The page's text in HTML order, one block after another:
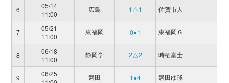
6
05/14
11:00
広島 1△1 佐賀市人
7
05/21
11:00
東福岡 0●1 東福岡Ｇ
8
06/18
11:00
静岡学 2△2 時栖富士
9
06/25
磐田 1●4 磐田ゆ球